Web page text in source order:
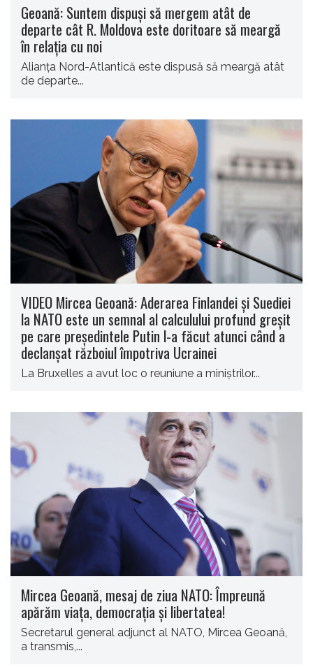
Geoană: Suntem dispuși să mergem atât de
departe cât R. Moldova este doritoare să meargă
în relația cu noi
Alianţa Nord-Atlantică este dispusă să meargă atât
de departe...
VIDEO Mircea Geoană: Aderarea Finlandei și Suediei
la NATO este un semnal al calculului profund greșit
pe care președintele Putin l-a făcut atunci când a
declanșat războiul împotriva Ucrainei
La Bruxelles a avut loc o reuniune a miniștrilor...
Mircea Geoană, mesaj de ziua NATO: Împreună
apărăm viaţa, democraţia şi libertatea!
Secretarul general adjunct al NATO, Mircea Geoană,
a transmis,...